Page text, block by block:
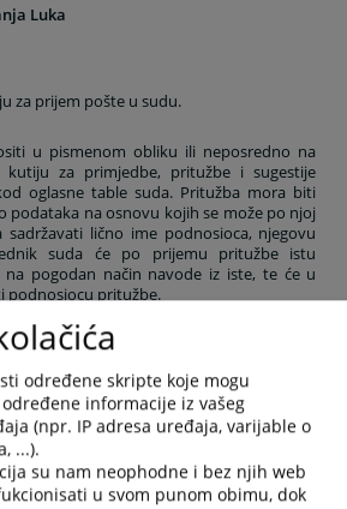
Luka
za prijem pošte u sudu.
u pismenom obliku ili neposredno na
za primjedbe, pritužbe i sugestije
oglasne table suda. Pritužba mora biti
podataka na osnovu kojih se može po njoj
lično ime podnosioca, njegovu
suda će po prijemu pritužbe istu
na pogodan način navode iz iste, te će u
podnosiocu pritužbe.
sudija se dostavljaju Visokom sudskom i
i Hercegovine - Kancelariji disciplinskog
da razmatraju navedene pritužbe i to
Bosne i Hercegovine
određene skripte koje mogu
informacije iz vašeg
(npr. IP adresa uređaja, varijable o
...).
su nam neophodne i bez njih web
u svom punom obimu, dok